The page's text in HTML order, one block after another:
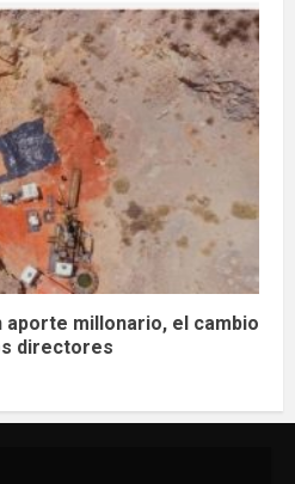
aporte millonario, el cambio
directores